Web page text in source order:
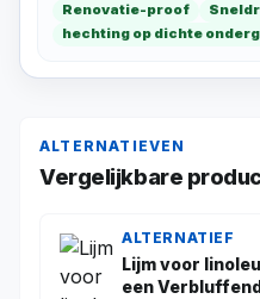
Renovatie-proof
hechting op dichte
ALTERNATIEVEN
Vergelijkbare
ALTERNATIEF
Lijm voor
een